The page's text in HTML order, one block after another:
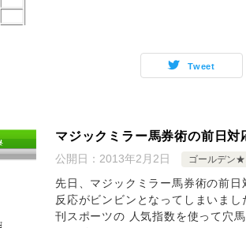
Tweet
マジックミラー馬券術の前日対
公開日： 2013年2月2日 ゴールデン★
先日、マジックミラー馬券術の前
反応がビンビンとなってしまいま
刊スポーツの 人気指数を使って穴